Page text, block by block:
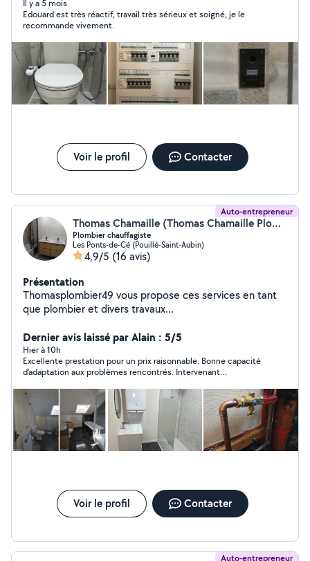
Il y a 5 mois
Edouard est très réactif, travail très sérieux et soigné, je le
recommande vivement.
Voir le profil Contacter
Auto-entrepreneur
Thomas Chamaille (Thomas Chamaille Plomberie)
Plombier chauffagiste
Les Ponts-de-Cé (Pouillé-Saint-Aubin)
4,9/5 (16 avis)
Présentation
Thomasplombier49 vous propose ces services en tant
que plombier et divers travaux
7j7 24h24 Assurance décennale
Dernier avis laissé par Alain : 5/5
Hier à 10h
Excellente prestation pour un prix raisonnable. Bonne capacité
d'adaptation aux problèmes rencontrés. Intervenant
Voir le profil Contacter
Auto-entrepreneur